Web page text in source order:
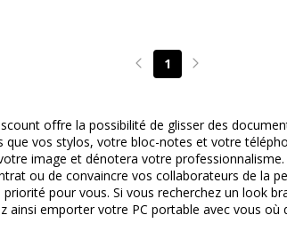
Page précédente
1
Page suivante
offre la possibilité de glisser des
vos stylos, votre bloc-notes et votre
image et dénotera votre
ou de convaincre vos collaborateurs de la
pour vous. Si vous recherchez un look
ainsi emporter votre PC portable avec vous